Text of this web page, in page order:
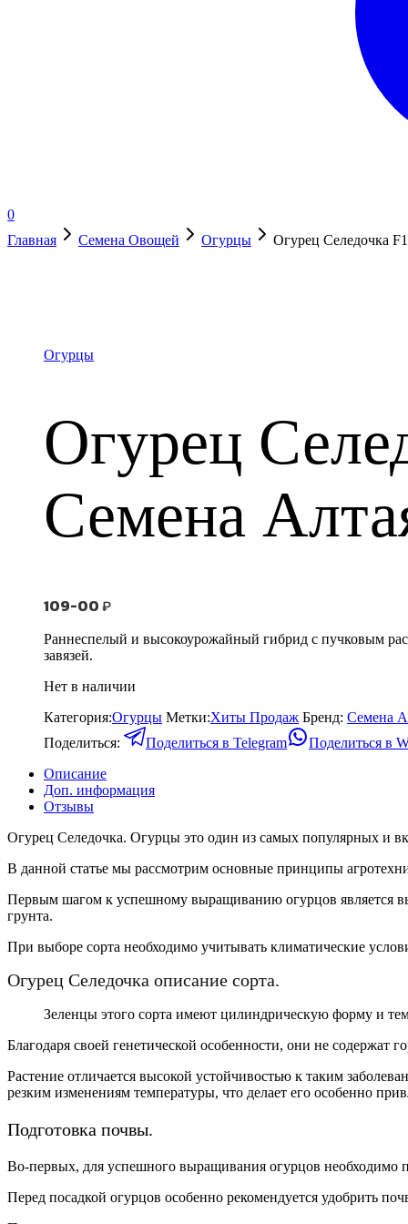
0
Главная
Семена Овощей Огурцы Огурец Селедочка
Огурцы
Огурец
Семена
109-00₽
Раннеспелый и высокоурожайный гибрид с пучковым
завязей.
Нет в наличии
Категория:Огурцы Метки:Хиты Продаж Бренд: Семена
Поделиться:
Поделиться в Telegram
Поделиться в
Описание
Доп. информация
Отзывы
Огурец Селедочка. Огурцы это один из самых популярных и
В данной статье мы рассмотрим основные принципы
Первым шагом к успешному выращиванию огурцов является
грунта.
При выборе сорта необходимо учитывать климатические
Огурец Селедочка описание сорта.
Зеленцы этого сорта имеют цилиндрическую форму и
Благодаря своей генетической особенности, они не содержат
Растение отличается высокой устойчивостью к таким
резким изменениям температуры, что делает его особенно
Подготовка почвы.
Во-первых, для успешного выращивания огурцов
Перед посадкой огурцов особенно рекомендуется удобрить